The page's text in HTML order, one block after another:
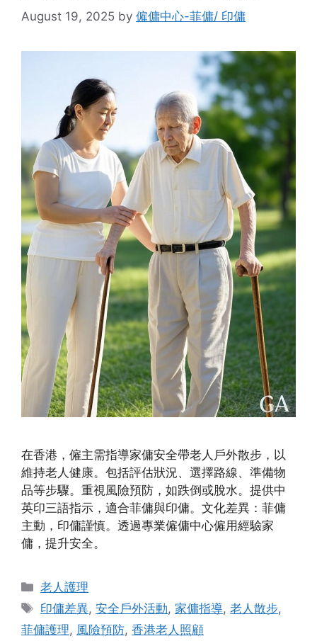
August 19, 2025 by 僱傭中心-菲傭/ 印傭
在香港，僱主需指導家傭安全帶老人戶外散步，以
維持老人健康。包括評估狀況、選擇路線、準備物
品等步驟。重視風險預防，如跌倒或脫水。提供中
英印三語指示，適合菲傭與印傭。文化差異：菲傭
主動，印傭謹慎。透過專業僱傭中心僱用經驗家
傭，提升安全。
Categories
老人護理
Tags
印傭差異,安全戶外活動, 家傭指導,老人散步,
菲傭護理, 風險預防, 香港老人照顧